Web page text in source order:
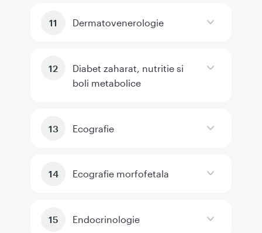
Dermatovenerologie
Diabet zaharat, nutritie si
boli metabolice
Ecografie
Ecografie morfofetala
Endocrinologie